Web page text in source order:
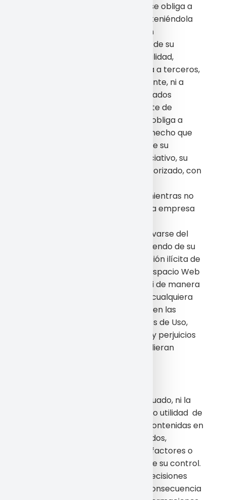
proporcionara una contraseña, se obliga a
usarla de manera diligente, manteniéndola
en todo momento en secreto. En
consecuencia, será responsable de su
adecuada custodia y confidencialidad,
comprometiéndose a no cederla a terceros,
de manera temporal o permanente, ni a
permitir el acceso a los mencionados
servicios y/o contenidos por parte de
personas ajenas. Igualmente, se obliga a
notificar a la sociedad cualquier hecho que
pueda suponer un uso indebido de su
contraseña, como, a título enunciativo, su
robo, extravío o el acceso no autorizado, con
cancelación. En consecuencia, mientras no
efectúe la notificación anterior, la empresa
responsabilidad que pudiera derivarse del
uso indebido de su contraseña, siendo de su
responsabilidad cualquier utilización ilícita de
los contenidos y/o servicios del Espacio Web
por cualquier tercero ilegítimo. Si de manera
negligente o dolosa incumpliera cualquiera
de las obligaciones establecidas en las
presentes Condiciones Generales de Uso,
responderá por todos los daños y perjuicios
que de dicho incumplimiento pudieran
No se garantiza el acceso continuado, ni la
correcta visualización, descarga o utilidad de
los elementos e informaciones contenidas en
la web que puedan verse impedidos,
dificultados o interrumpidos por factores o
circunstancias que están fuera de su control.
No se hace responsable de las decisiones
que pudieran adoptarse como consecuencia